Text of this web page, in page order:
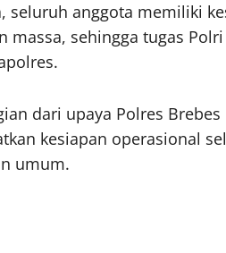
seluruh anggota memiliki
massa, sehingga tugas
dari upaya Polres
kesiapan operasional
umum.